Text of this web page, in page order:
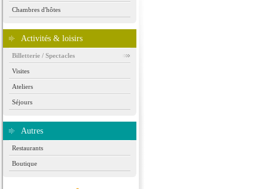
Chambres d'hôtes
Activités & loisirs
Billetterie / Spectacles
Visites
Ateliers
Séjours
Autres
Restaurants
Boutique